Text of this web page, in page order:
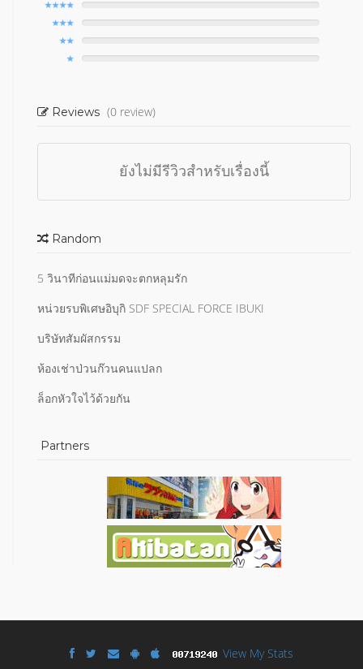
Reviews (0 review)
ยังไม่มีรีวิวสำหรับเรื่องนี้
Random
5 วินาทีก่อนแม่มดจะตกหลุมรัก
หน่วยรบพิเศษอิบุกิ SDF SPECIAL FORCE IBUKI
บริษัทสัมผัสกรรม
ห้องเช่าป่วนก๊วนคนแปลก
ล็อกหัวใจไว้ด้วยกัน
Partners
View My Stats